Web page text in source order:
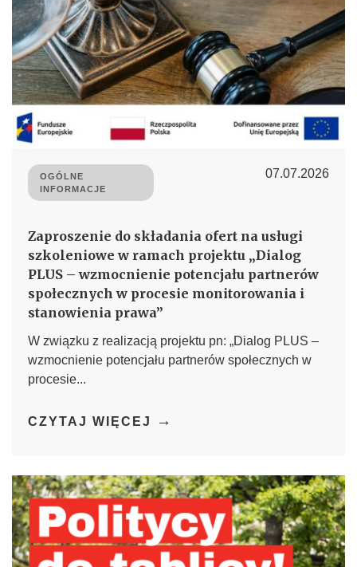
OGÓLNE
INFORMACJE
07.07.2026
Zaproszenie do składania ofert na usługi
szkoleniowe w ramach projektu „Dialog
PLUS – wzmocnienie potencjału partnerów
społecznych w procesie monitorowania i
stanowienia prawa”
W związku z realizacją projektu pn: „Dialog PLUS –
wzmocnienie potencjału partnerów społecznych w
procesie...
CZYTAJ WIĘCEJ →